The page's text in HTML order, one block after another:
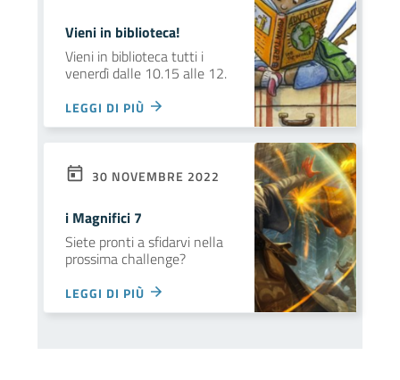
Vieni in biblioteca!
Vieni in biblioteca tutti i
venerdì dalle 10.15 alle 12.
LEGGI DI PIÙ
30 NOVEMBRE 2022
i Magnifici 7
Siete pronti a sfidarvi nella
prossima challenge?
LEGGI DI PIÙ